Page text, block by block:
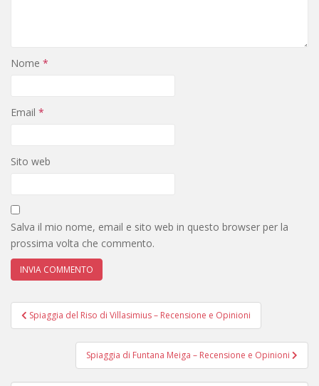
Nome *
Email *
Sito web
Salva il mio nome, email e sito web in questo browser per la
prossima volta che commento.
Navigazione
articoli
Spiaggia del Riso di Villasimius – Recensione e Opinioni
Spiaggia di Funtana Meiga – Recensione e Opinioni